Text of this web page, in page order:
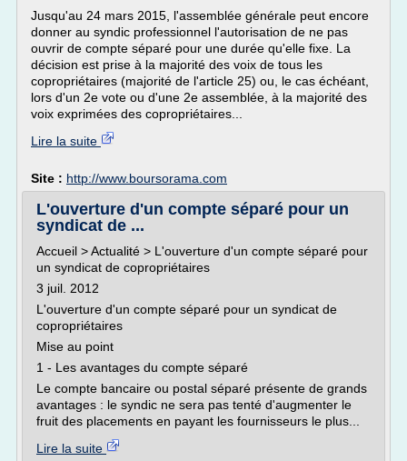
Jusqu'au 24 mars 2015, l'assemblée générale peut encore
donner au syndic professionnel l'autorisation de ne pas
ouvrir de compte séparé pour une durée qu'elle fixe. La
décision est prise à la majorité des voix de tous les
copropriétaires (majorité de l'article 25) ou, le cas échéant,
lors d'un 2e vote ou d'une 2e assemblée, à la majorité des
voix exprimées des copropriétaires...
Lire la suite
Site : http://www.boursorama.com
L'ouverture d'un compte séparé pour un
syndicat de ...
Accueil > Actualité > L'ouverture d'un compte séparé pour
un syndicat de copropriétaires
3 juil. 2012
L'ouverture d'un compte séparé pour un syndicat de
copropriétaires
Mise au point
1 - Les avantages du compte séparé
Le compte bancaire ou postal séparé présente de grands
avantages : le syndic ne sera pas tenté d'augmenter le
fruit des placements en payant les fournisseurs le plus...
Lire la suite